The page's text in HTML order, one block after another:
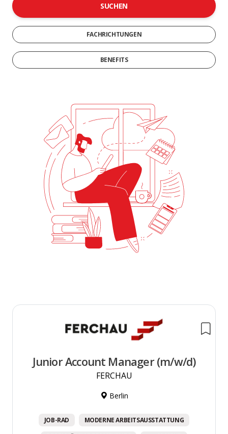
SUCHEN
FACHRICHTUNGEN
BENEFITS
Junior Account Manager (m/w/d)
FERCHAU
Berlin
JOB-RAD MODERNE ARBEITSAUSSTATTUNG